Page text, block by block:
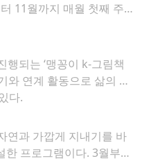
11월까지 매월 첫째 주
되는 ‘맹꽁이 k-그림책
와 연계 활동으로 삶의 가
다.
연과 가깝게 지내기를 바
프로그램이다. 3월부터